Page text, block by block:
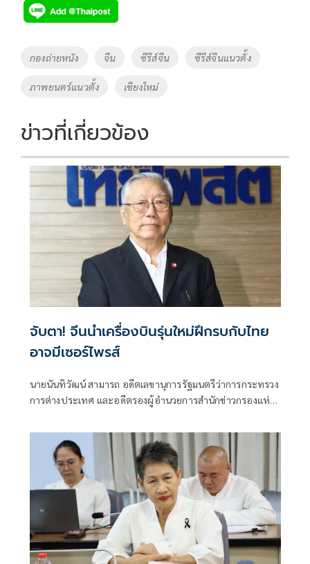
e
b
o
k
tt
er
p
y
Li
Tags
กองถ่ายหนัง จีน ซีรีส์จีน ซีรีส์จีนแนวตั้ง
ภาพยนตร์แนวตั้ง เชียงใหม่
ข่าวที่เกี่ยวข้อง
จับตา! จีนนำเครื่องบินรุ่นใหม่ฝึกรบกับไทย
อาจมีเซอร์ไพรส์
นายนันทิวัฒน์ สามารถ อดีตเลขานุการรัฐมนตรีว่าการกระทรวง
การต่างประเทศ และอดีตรองผู้อำนวยการสำนักข่าวกรองแห่ง